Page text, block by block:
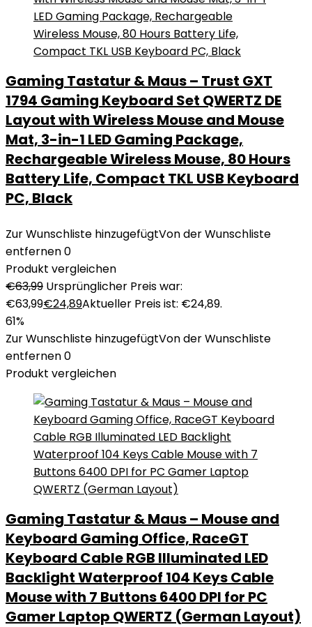
Gaming Tastatur & Maus – Trust GXT
1794 Gaming Keyboard Set QWERTZ DE
Layout with Wireless Mouse and Mouse
Mat, 3-in-1 LED Gaming Package,
Rechargeable Wireless Mouse, 80 Hours
Battery Life, Compact TKL USB Keyboard
PC, Black
Zur Wunschliste hinzugefügtVon der Wunschliste
entfernen0
Produkt vergleichen
€63,99 Ursprünglicher Preis war:
€63,99€24,89Aktueller Preis ist: €24,89.
61%
Zur Wunschliste hinzugefügtVon der Wunschliste
entfernen0
Produkt vergleichen
Gaming Tastatur & Maus – Mouse and
Keyboard Gaming Office, RaceGT
Keyboard Cable RGB Illuminated LED
Backlight Waterproof 104 Keys Cable
Mouse with 7 Buttons 6400 DPI for PC
Gamer Laptop QWERTZ (German Layout)